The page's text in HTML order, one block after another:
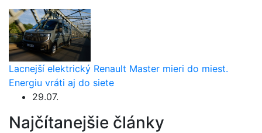
Lacnejší elektrický Renault Master mieri do miest.
Energiu vráti aj do siete
29.07.
Najčítanejšie články